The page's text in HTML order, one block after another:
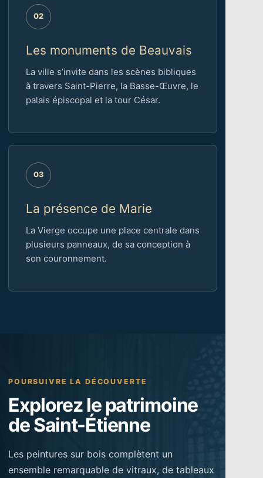
02
Les monuments de Beauvais
La ville s’invite dans les scènes bibliques
à travers Saint-Pierre, la Basse-Œuvre, le
palais épiscopal et la tour César.
03
La présence de Marie
La Vierge occupe une place centrale dans
plusieurs panneaux, de sa conception à
son couronnement.
POURSUIVRE LA DÉCOUVERTE
Explorez le patrimoine
de Saint-Étienne
Les peintures sur bois complètent un
ensemble remarquable de vitraux, de tableaux